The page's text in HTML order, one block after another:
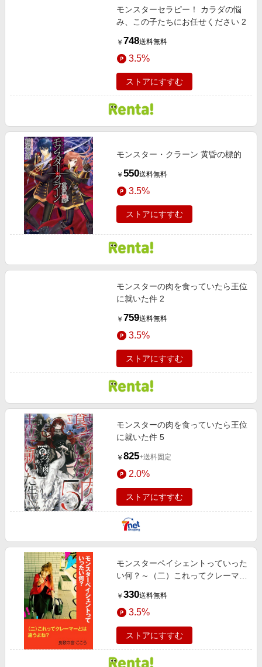
モンスターセラピー！ カラダの悩
み、この子たちにお任せください 2
￥ 748送料無料
3.5%
ストアにすすむ
モンスター・クラーン 黄昏の標的
￥ 550送料無料
3.5%
ストアにすすむ
モンスターの肉を食っていたら王位
に就いた件 2
￥ 759送料無料
3.5%
ストアにすすむ
モンスターの肉を食っていたら王位
に就いた件 5
￥ 825+送料固定
2.0%
ストアにすすむ
モンスターペイシェントっていった
い何？～（二）これってクレーマー
￥ 330送料無料
3.5%
ストアにすすむ